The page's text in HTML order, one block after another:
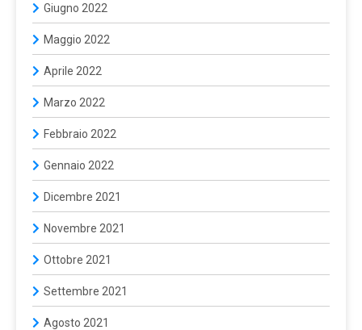
Giugno 2022
Maggio 2022
Aprile 2022
Marzo 2022
Febbraio 2022
Gennaio 2022
Dicembre 2021
Novembre 2021
Ottobre 2021
Settembre 2021
Agosto 2021